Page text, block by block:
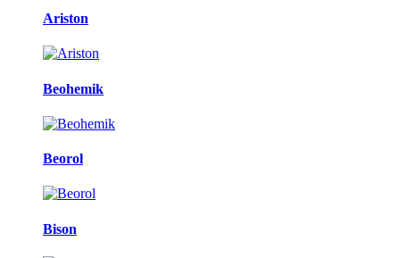
Ariston
Beohemik
Beorol
Bison